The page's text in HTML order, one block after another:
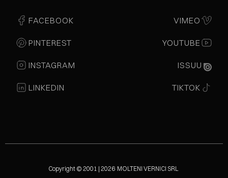
FACEBOOK
PINTEREST
INSTAGRAM
LINKEDIN
VIMEO
YOUTUBE
ISSUU
TIKTOK
Copyright © 2001 | 2026 MOLTENI VERNICI SRL